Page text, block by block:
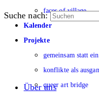
faces of village
Kalender
Projekte
gemeinsam statt
konflikte als
queer art bridge
Suche nach:
Über uns